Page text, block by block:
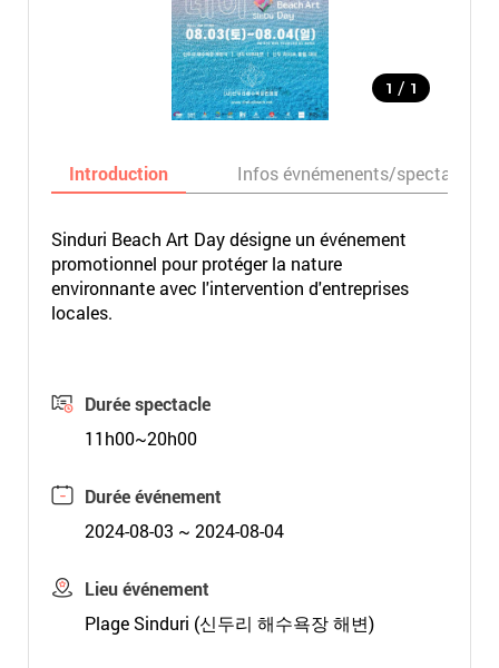
1 / 1
Introduction Infos évnémenents/spectacles
Sinduri Beach Art Day désigne un événement
promotionnel pour protéger la nature
environnante avec l'intervention d'entreprises
locales.
Durée spectacle
11h00~20h00
Durée événement
2024-08-03 ~ 2024-08-04
Lieu événement
Plage Sinduri (신두리 해수욕장 해변)